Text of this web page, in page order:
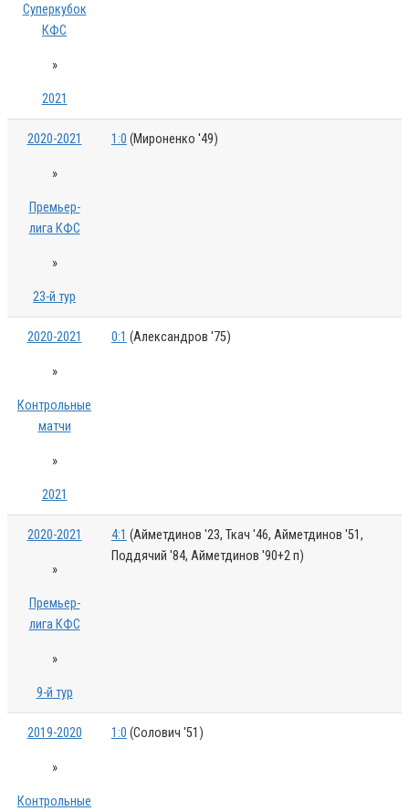
Суперкубок
КФС
»
2021
2020-2021
»
Премьер-
лига КФС
»
23-й тур
1:0 (Мироненко '49)
2020-2021
»
Контрольные
матчи
»
2021
0:1 (Александров '75)
2020-2021
»
Премьер-
лига КФС
»
9-й тур
4:1 (Айметдинов '23, Ткач '46, Айметдинов '51,
Поддячий '84, Айметдинов '90+2 п)
2019-2020
»
Контрольные
1:0 (Солович '51)